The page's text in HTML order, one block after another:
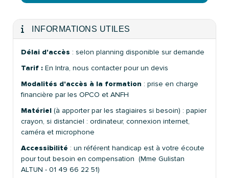
INFORMATIONS UTILES
Délai d'accès : selon planning disponible sur demande
Tarif : En Intra, nous contacter pour un devis
Modalités d'accès à la formation : prise en charge
financière par les OPCO et ANFH
Matériel (à apporter par les stagiaires si besoin) : papier
crayon, si distanciel : ordinateur, connexion internet,
caméra et microphone
Accessibilité : un référent handicap est à votre écoute
pour tout besoin en compensation (Mme Gulistan
ALTUN - 01 49 66 22 51)